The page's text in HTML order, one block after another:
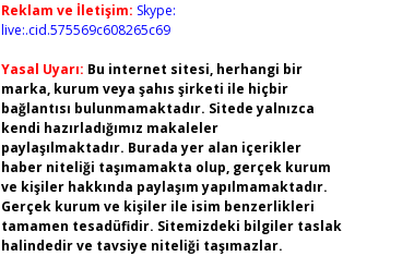
Reklam ve İletişim: Skype:
live:.cid.575569c608265c69
Yasal Uyarı: Bu internet sitesi, herhangi bir
marka, kurum veya şahıs şirketi ile hiçbir
bağlantısı bulunmamaktadır. Sitede yalnızca
kendi hazırladığımız makaleler
paylaşılmaktadır. Burada yer alan içerikler
haber niteliği taşımamakta olup, gerçek kurum
ve kişiler hakkında paylaşım yapılmamaktadır.
Gerçek kurum ve kişiler ile isim benzerlikleri
tamamen tesadüfidir. Sitemizdeki bilgiler taslak
halindedir ve tavsiye niteliği taşımazlar.